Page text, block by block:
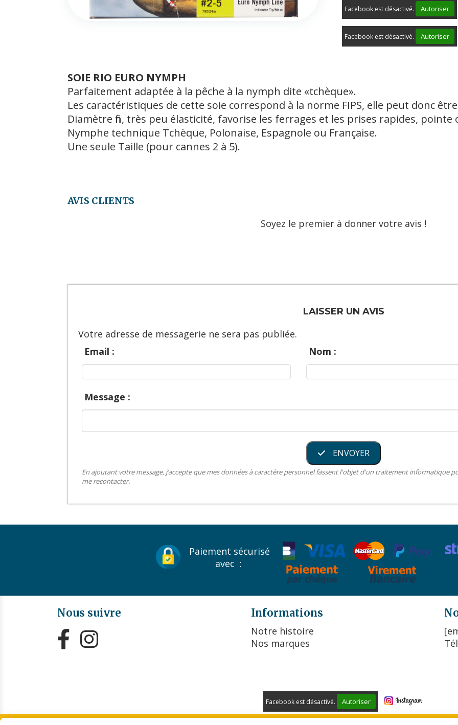
Facebook est désactivé. Autoriser
Facebook est désactivé. Autoriser
SOIE RIO EURO NYMPH
Parfaitement adaptée à la pêche à la nymph dite «tchèque».
Les caractéristiques de cette soie correspond à la norme FIPS, elle peut donc
Diamètre fin, très peu élasticité, favorise les ferrages et les prises rapides, pointe
Nymphe technique Tchèque, Polonaise, Espagnole ou Française.
Une seule Taille (pour cannes 2 à 5).
AVIS CLIENTS
Soyez le premier à donner votre avis !
LAISSER UN AVIS
Votre adresse de messagerie ne sera pas publiée.
Email :
Nom :
Message :
ENVOYER
En ajoutant votre message, j’accepte que mes données à caractère personnel fassent l'objet d'un traitement informatique
me recontacter.
Paiement sécurisé
avec :
Nous suivre
 
Informations
Notre histoire
Nos marques
Facebook est désactivé. Autoriser